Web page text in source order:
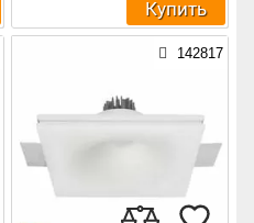
Купить
142817